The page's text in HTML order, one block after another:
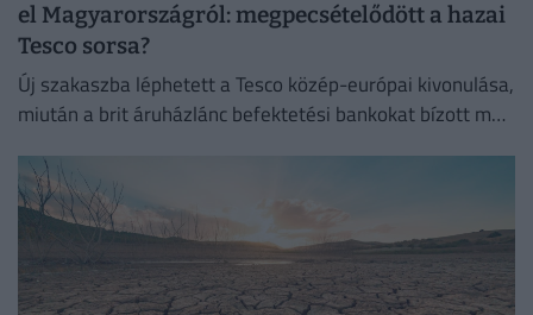
el Magyarországról: megpecsételődött a hazai
Tesco sorsa?
Új szakaszba léphetett a Tesco közép-európai kivonulása,
miután a brit áruházlánc befektetési bankokat bízott meg